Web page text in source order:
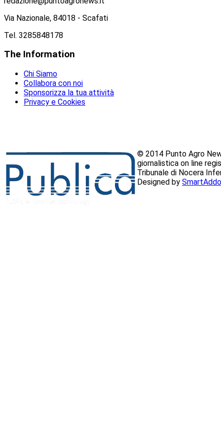
Via Nazionale, 84018 - Scafati
Tel. 3285848178
The Information
Chi Siamo
Collabora con noi
Sponsorizza la tua attività
Privacy e Cookies
© 2014 Punto Agro
giornalistica on line
Tribunale di Nocera
Designed by